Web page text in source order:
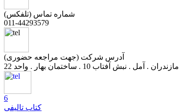
شماره تماس (تلفکس)
011-44293579
آدرس شرکت (جهت مراجعه حضوری)
مازندران . آمل . نبش آفتاب 10 . ساختمان بهار . واحد 22
6
کتاب تالیفی